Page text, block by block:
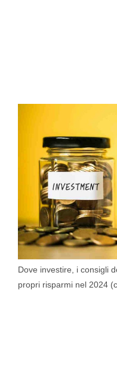
Dove investire, i consigli
propri risparmi nel 2024